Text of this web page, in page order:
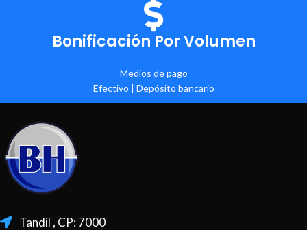
Bonificación Por Volumen
Medios de pago
Efectivo | Depósito bancario
Tandil , CP: 7000